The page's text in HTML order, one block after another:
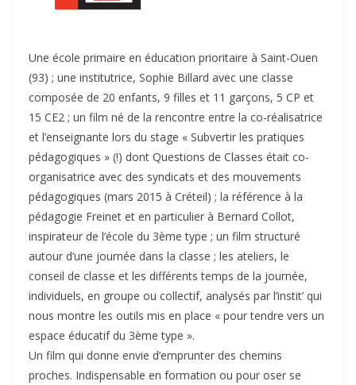
Une école primaire en éducation prioritaire à Saint-Ouen
(93) ; une institutrice, Sophie Billard avec une classe
composée de 20 enfants, 9 filles et 11 garçons, 5 CP et
15 CE2 ; un film né de la rencontre entre la co-réalisatrice
et l’enseignante lors du stage « Subvertir les pratiques
pédagogiques » (!) dont Questions de Classes était co-
organisatrice avec des syndicats et des mouvements
pédagogiques (mars 2015 à Créteil) ; la référence à la
pédagogie Freinet et en particulier à Bernard Collot,
inspirateur de l’école du 3ème type ; un film structuré
autour d’une journée dans la classe ; les ateliers, le
conseil de classe et les différents temps de la journée,
individuels, en groupe ou collectif, analysés par l’instit’ qui
nous montre les outils mis en place « pour tendre vers un
espace éducatif du 3ème type ».
Un film qui donne envie d’emprunter des chemins
proches. Indispensable en formation ou pour oser se